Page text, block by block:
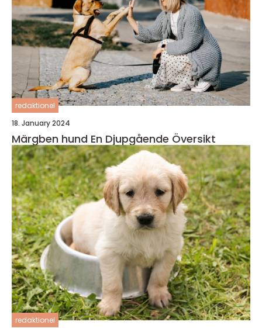
redaktionel
18. January 2024
Märgben hund En Djupgående Översikt
redaktionel